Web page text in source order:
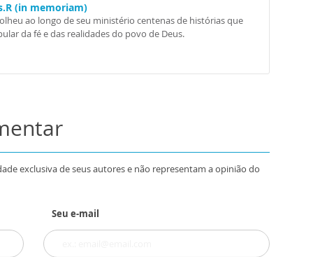
(in memoriam)
ao longo de seu ministério centenas de histórias que
da fé e das realidades do povo de Deus.
exclusiva de seus autores e não representam a opinião do
Seu e-mail